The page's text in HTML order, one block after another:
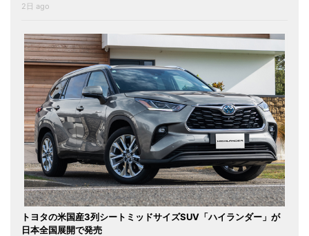
2日 ago
トヨタの米国産3列シートミッドサイズSUV「ハイランダー」が
日本全国展開で発売